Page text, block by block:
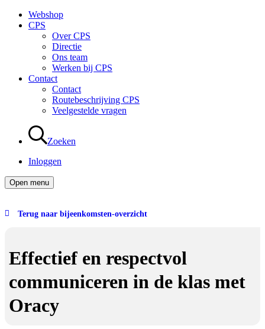
Webshop
CPS
Over CPS
Directie
Ons team
Werken bij CPS
Contact
Contact
Routebeschrijving CPS
Veelgestelde vragen
Zoeken
Inloggen
Open menu
Terug naar bijeenkomsten-overzicht
Effectief en respectvol
communiceren in de klas met
Oracy